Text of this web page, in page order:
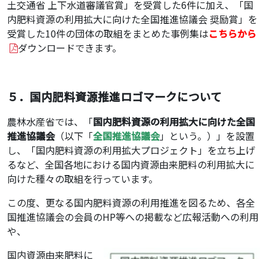
土交通省 上下水道審議官賞」を受賞した6件に加え、「国
内肥料資源の利用拡大に向けた全国推進協議会 奨励賞」を
受賞した10件の団体の取組をまとめた事例集はこちらから
ダウンロードできます。
５．国内肥料資源推進ロゴマークについて
農林水産省では、「国内肥料資源の利用拡大に向けた全国
推進協議会（以下「全国推進協議会」という。）」を設置
し、「国内肥料資源の利用拡大プロジェクト」を立ち上げ
るなど、全国各地における国内資源由来肥料の利用拡大に
向けた種々の取組を行っています。
この度、更なる国内肥料資源の利用推進を図るため、各全
国推進協議会の会員のHP等への掲載など広報活動への利用
や、
国内資源由来肥料に